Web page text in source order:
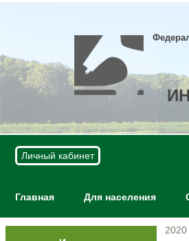
Личный кабинет
Главная Для населения
2020